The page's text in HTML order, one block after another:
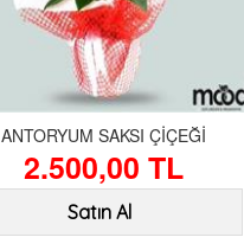
ANTORYUM SAKSI ÇİÇEĞİ
2.500,00 TL
Satın Al